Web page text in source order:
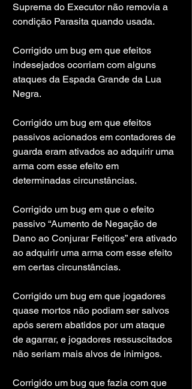
Suprema do Executor não removia a
condição Parasita quando usada.
Corrigido um bug em que efeitos
indesejados ocorriam com alguns
ataques da Espada Grande da Lua
Negra.
Corrigido um bug em que efeitos
passivos acionados em contadores de
guarda eram ativados ao adquirir uma
arma com esse efeito em
determinadas circunstâncias.
Corrigido um bug em que o efeito
passivo “Aumento de Negação de
Dano ao Conjurar Feitiços” era ativado
ao adquirir uma arma com esse efeito
em certas circunstâncias.
Corrigido um bug em que jogadores
quase mortos não podiam ser salvos
após serem abatidos por um ataque
de agarrar, e jogadores ressuscitados
não seriam mais alvos de inimigos.
Corrigido um bug que fazia com que